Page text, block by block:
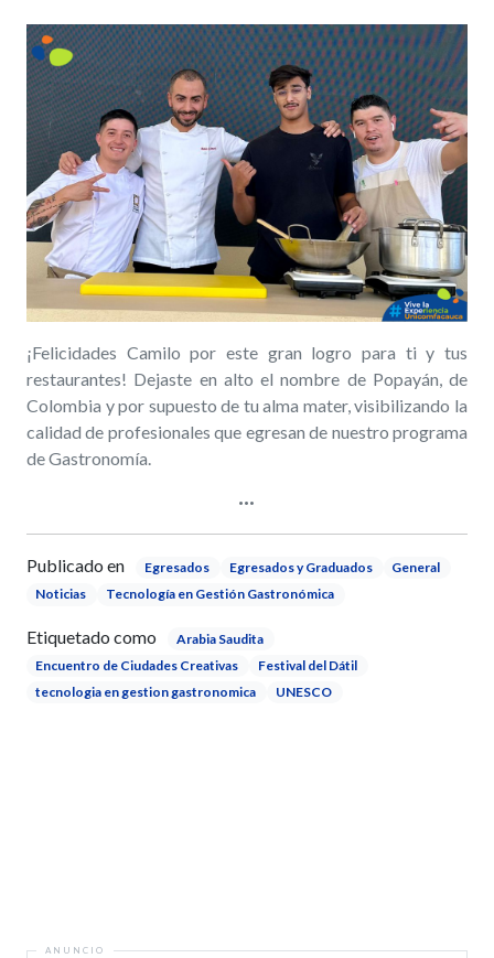
¡Felicidades Camilo por este gran logro para ti y tus
restaurantes! Dejaste en alto el nombre de Popayán, de
Colombia y por supuesto de tu alma mater, visibilizando la
calidad de profesionales que egresan de nuestro programa
de Gastronomía.
Publicado en Egresados Egresados y Graduados
General
Noticias
Tecnología en Gestión Gastronómica
Etiquetado como
Arabia Saudita
Encuentro de Ciudades Creativas
Festival del Dátil
tecnologia en gestion gastronomica
UNESCO